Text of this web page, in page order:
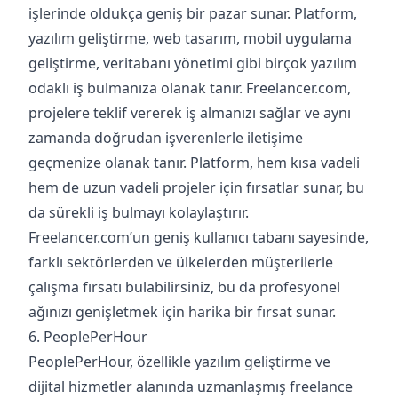
işlerinde oldukça geniş bir pazar sunar. Platform,
yazılım geliştirme, web tasarım, mobil uygulama
geliştirme, veritabanı yönetimi gibi birçok yazılım
odaklı iş bulmanıza olanak tanır. Freelancer.com,
projelere teklif vererek iş almanızı sağlar ve aynı
zamanda doğrudan işverenlerle iletişime
geçmenize olanak tanır. Platform, hem kısa vadeli
hem de uzun vadeli projeler için fırsatlar sunar, bu
da sürekli iş bulmayı kolaylaştırır.
Freelancer.com’un geniş kullanıcı tabanı sayesinde,
farklı sektörlerden ve ülkelerden müşterilerle
çalışma fırsatı bulabilirsiniz, bu da profesyonel
ağınızı genişletmek için harika bir fırsat sunar.
6. PeoplePerHour
PeoplePerHour, özellikle yazılım geliştirme ve
dijital hizmetler alanında uzmanlaşmış freelance